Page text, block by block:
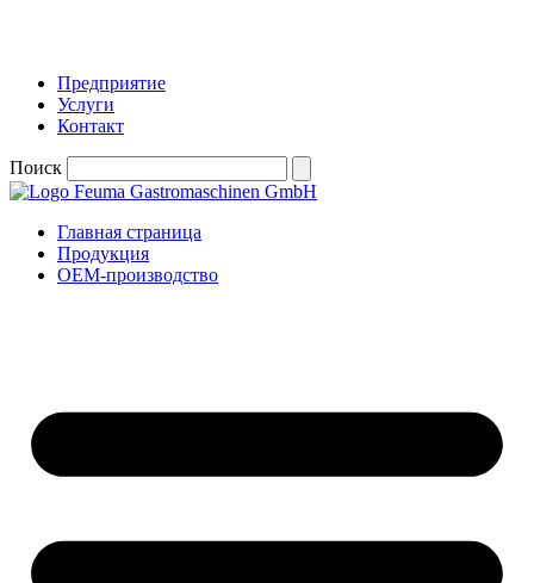
Предприятие
Услуги
Контакт
Поиск
Главная страница
Продукция
OEM-производство